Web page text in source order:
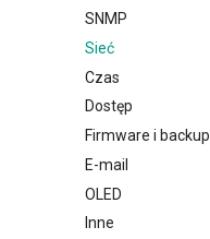
SNMP
Sieć
Czas
Dostęp
Firmware i backup
E-mail
OLED
Inne